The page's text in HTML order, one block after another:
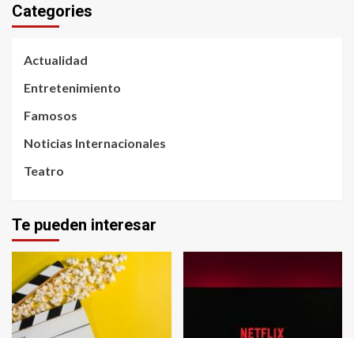
Categories
Actualidad
Entretenimiento
Famosos
Noticias Internacionales
Teatro
Te pueden interesar